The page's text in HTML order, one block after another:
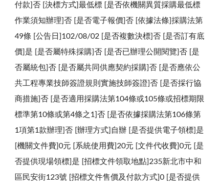
付款]否 [決標方式]最低標 [是否依機關異質採購最低標
作業須知辦理]否 [是否電子報價]否 [依據法條]採購法第
49條 [公告日]102/08/02 [是否複數決標]否 [是否訂有底
價]是 [是否屬特殊採購]否 [是否已辦理公開閱覽]否 [是
否屬統包]否 [是否屬共同供應契約採購]否 [是否應依公
共工程專業技師簽證規則實施技師簽證]否 [是否採行協
商措施]否 [是否適用採購法第104條或105條或招標期限
標準第10條或第4條之1]否 [是否依據採購法第106條第
1項第1款辦理]否 [辦理方式]自辦 [是否提供電子領標]是
[機關文件費]0元 [系統使用費]20元 [文件代收費]0元 [是
否提供現場領標]是 [招標文件領取地點]235新北市中和
區民安街123號 [招標文件售價及付款方式]0 [是否提供